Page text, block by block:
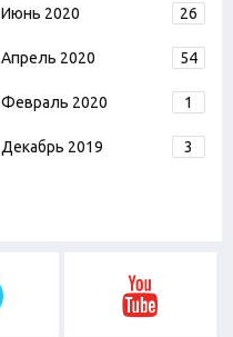
Июнь 2020 26
Апрель 2020 54
Февраль 2020 1
Декабрь 2019 3